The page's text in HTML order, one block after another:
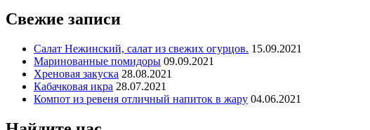
Свежие записи
Салат Нежинский, салат из свежих огурцов. 15.09.2021
Маринованные помидоры 09.09.2021
Хреновая закуска 28.08.2021
Кабачковая икра 28.07.2021
Компот из ревеня отличный напиток в жару 04.06.2021